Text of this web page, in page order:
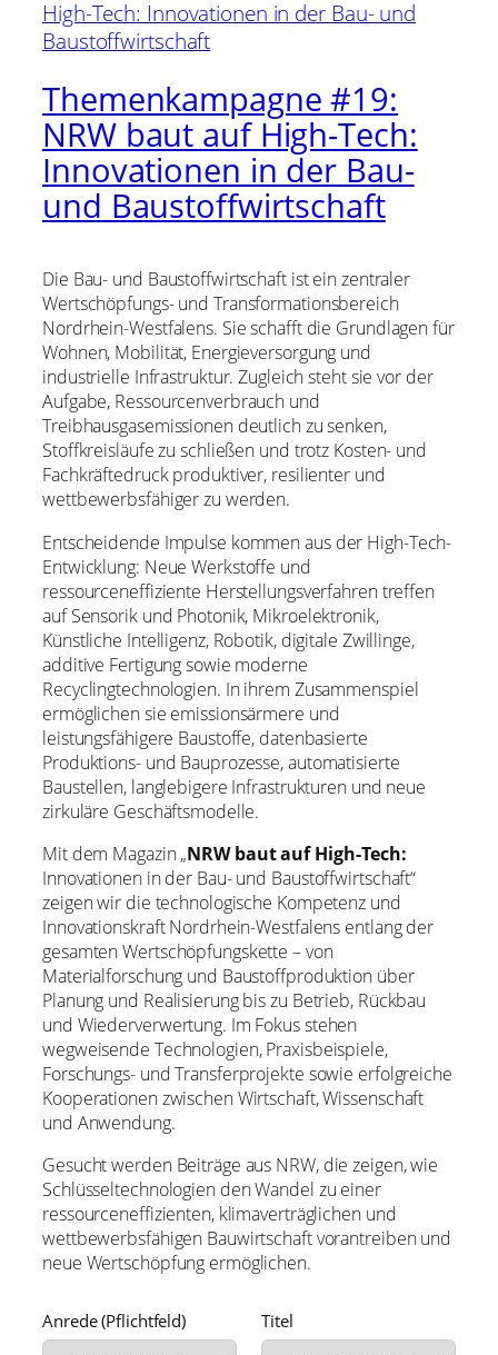
Themenkampagne #19:
NRW baut auf High-Tech:
Innovationen in der Bau-
und Baustoffwirtschaft
Die Bau- und Baustoffwirtschaft ist ein zentraler
Wertschöpfungs- und Transformationsbereich
Nordrhein-Westfalens. Sie schafft die Grundlagen für
Wohnen, Mobilität, Energieversorgung und
industrielle Infrastruktur. Zugleich steht sie vor der
Aufgabe, Ressourcenverbrauch und
Treibhausgasemissionen deutlich zu senken,
Stoffkreisläufe zu schließen und trotz Kosten- und
Fachkräftedruck produktiver, resilienter und
wettbewerbsfähiger zu werden.
Entscheidende Impulse kommen aus der High-Tech-
Entwicklung: Neue Werkstoffe und
ressourceneffiziente Herstellungsverfahren treffen
auf Sensorik und Photonik, Mikroelektronik,
Künstliche Intelligenz, Robotik, digitale Zwillinge,
additive Fertigung sowie moderne
Recyclingtechnologien. In ihrem Zusammenspiel
ermöglichen sie emissionsärmere und
leistungsfähigere Baustoffe, datenbasierte
Produktions- und Bauprozesse, automatisierte
Baustellen, langlebigere Infrastrukturen und neue
zirkuläre Geschäftsmodelle.
Mit dem Magazin „NRW baut auf High-Tech:
Innovationen in der Bau- und Baustoffwirtschaft“
zeigen wir die technologische Kompetenz und
Innovationskraft Nordrhein-Westfalens entlang der
gesamten Wertschöpfungskette – von
Materialforschung und Baustoffproduktion über
Planung und Realisierung bis zu Betrieb, Rückbau
und Wiederverwertung. Im Fokus stehen
wegweisende Technologien, Praxisbeispiele,
Forschungs- und Transferprojekte sowie erfolgreiche
Kooperationen zwischen Wirtschaft, Wissenschaft
und Anwendung.
Gesucht werden Beiträge aus NRW, die zeigen, wie
Schlüsseltechnologien den Wandel zu einer
ressourceneffizienten, klimaverträglichen und
wettbewerbsfähigen Bauwirtschaft vorantreiben und
neue Wertschöpfung ermöglichen.
Anrede (Pflichtfeld) Titel